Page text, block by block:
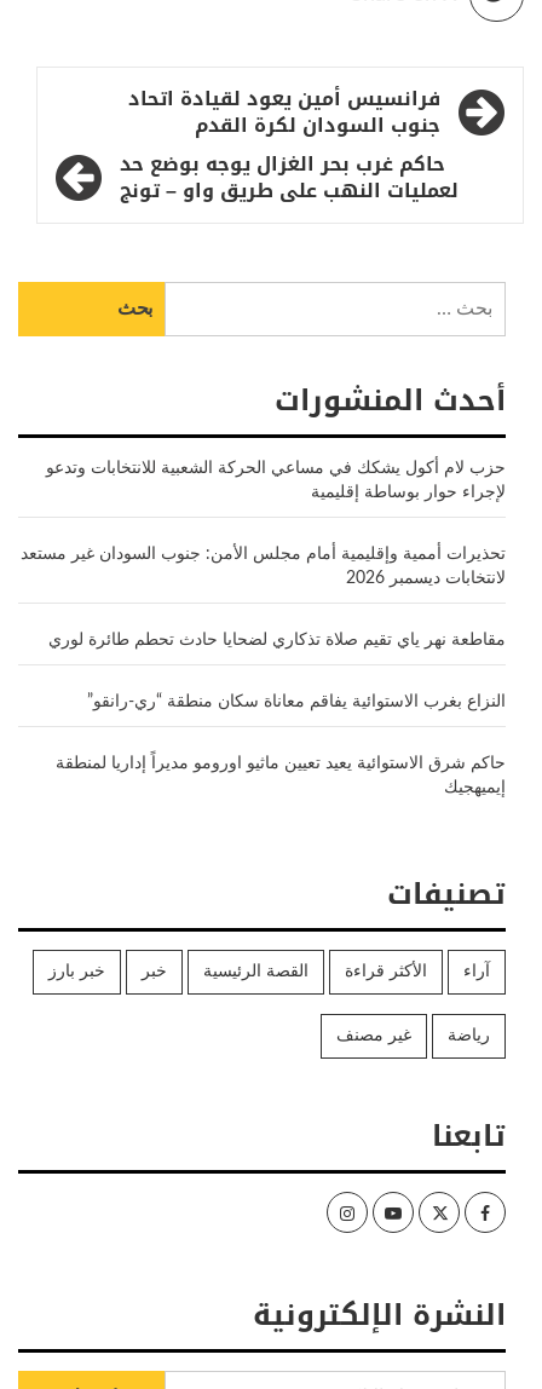
تصفّح
المقالات
فرانسيس أمين يعود لقيادة اتحاد
جنوب السودان لكرة القدم
حاكم غرب بحر الغزال يوجه بوضع حد
لعمليات النهب على طريق واو – تونج
عن:
أحدث المنشورات
حزب لام أكول يشكك في مساعي الحركة الشعبية للانتخابات وتدعو
لإجراء حوار بوساطة إقليمية
تحذيرات أممية وإقليمية أمام مجلس الأمن: جنوب السودان غير مستعد
لانتخابات ديسمبر 2026
مقاطعة نهر ياي تقيم صلاة تذكاري لضحايا حادث تحطم طائرة لوري
النزاع بغرب الاستوائية يفاقم معاناة سكان منطقة “ري-رانقو”
حاكم شرق الاستوائية يعيد تعيين ماثيو اورومو مديراً إداريا لمنطقة
إيميهجيك
تصنيفات
آراء الأكثر قراءة القصة الرئيسية خبر خبر بارز
رياضة غير مصنف
تابعنا
Facebook
Twitter
Youtube
Instagram
النشرة الإلكترونية